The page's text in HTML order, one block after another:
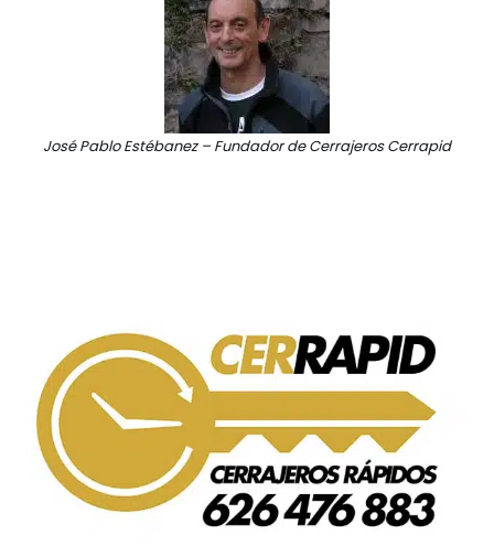
José Pablo Estébanez – Fundador de Cerrajeros Cerrapid